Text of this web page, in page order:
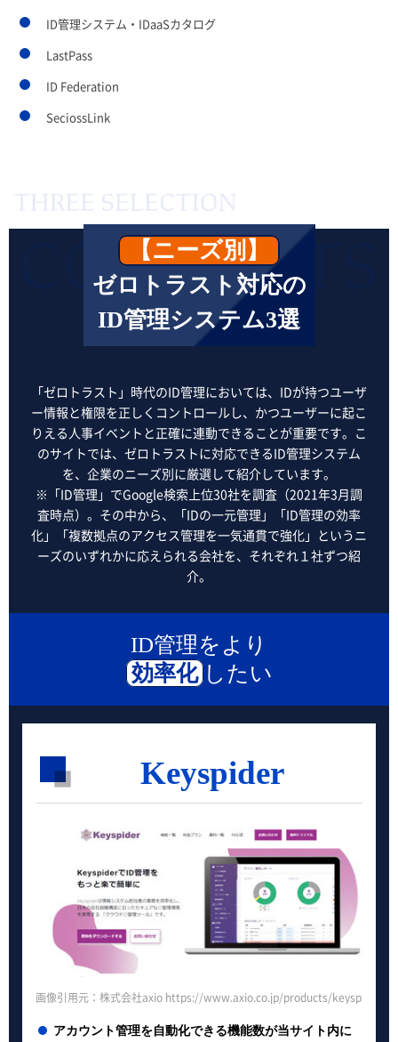
ID管理システム・IDaaSカタログ
LastPass
ID Federation
SeciossLink
【ニーズ別】
ゼロトラスト対応の
ID管理システム3選
「ゼロトラスト」時代のID管理においては、IDが持つユーザ
ー情報と権限を正しくコントロールし、かつユーザーに起こ
りえる人事イベントと正確に連動できることが重要です。こ
のサイトでは、ゼロトラストに対応できるID管理システム
を、企業のニーズ別に厳選して紹介しています。
※「ID管理」でGoogle検索上位30社を調査（2021年3月調
査時点）。その中から、「IDの一元管理」「ID管理の効率
化」「複数拠点のアクセス管理を一気通貫で強化」というニ
ーズのいずれかに応えられる会社を、それぞれ１社ずつ紹
介。
ID管理をより
効率化 したい
Keyspider
画像引用元：株式会社axio https://www.axio.co.jp/products/keyspider/
アカウント管理を自動化できる機能数が当サイト内に